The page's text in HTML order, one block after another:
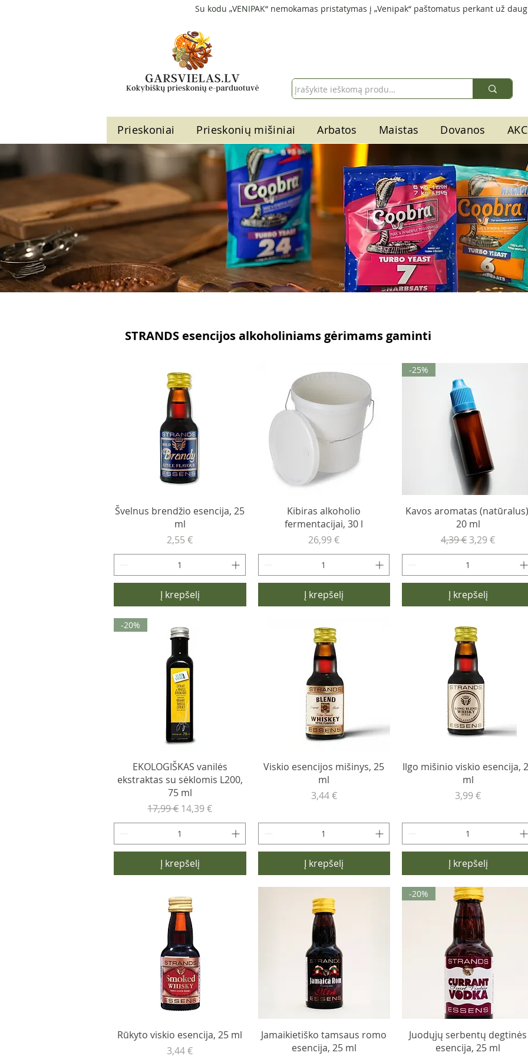
Su kodu „VENIPAK“ nemokamas pristatymas į „Venipak“ paštomatus perkant už
Prieskoniai Prieskonių mišiniai Arbatos Maistas Dovanos
Švelnus brendžio esencija, 25
ml
Kaina
2,55 €
Į krepšelį
Kibiras alkoholio
fermentacijai, 30 l
Kaina
26,99 €
Į krepšelį
-25%
Kavos aromatas
20 ml
Įprastinė kaina
4,39 €Pardavimo
3,29 €
Į krepšelį
-20%
EKOLOGIŠKAS vanilės
ekstraktas su sėklomis L200,
75 ml
Įprastinė kaina
17,99 € Pardavimo kaina
14,39 €
Į krepšelį
Viskio esencijos mišinys, 25
ml
Kaina
3,44 €
Į krepšelį
Ilgo mišinio viskio esencija,
ml
Kaina
3,99 €
Į krepšelį
Rūkyto viskio esencija, 25 ml
Kaina
3,44 €
Jamaikietiško tamsaus romo
esencija, 25 ml
-20%
Juodųjų serbentų degtinės
esencija, 25 ml
STRANDS esencijos alkoholiniams gėrimams gaminti